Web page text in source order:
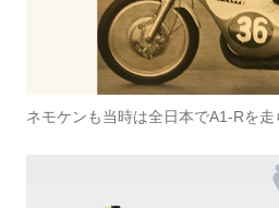
ネモケンも当時は全日本でA1-Rを走